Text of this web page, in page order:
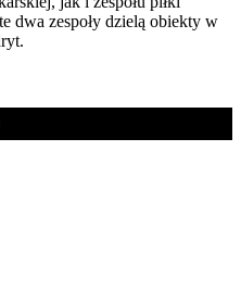
dwa zespoły dzielą obiekty w